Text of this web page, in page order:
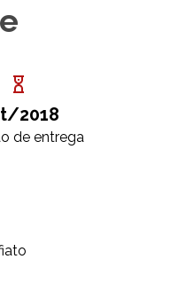
2018
de entrega